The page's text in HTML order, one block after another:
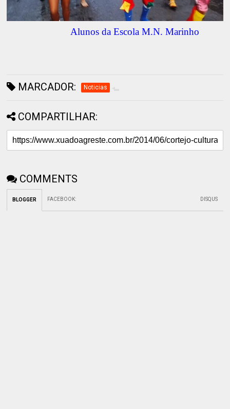
Alunos da Escola M.N. Marinho
MARCADOR: Noticias
COMPARTILHAR:
COMMENTS
BLOGGER FACEBOOK: DISQUS